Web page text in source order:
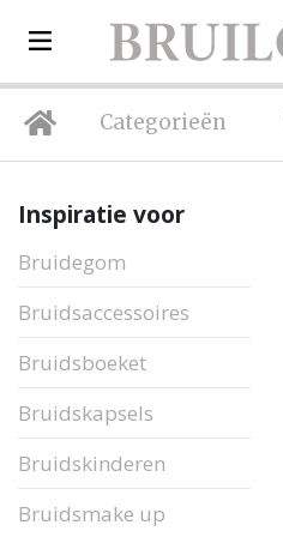
Categorieën
Inspiratie voor
Bruidegom
Bruidsaccessoires
Bruidsboeket
Bruidskapsels
Bruidskinderen
Bruidsmake up